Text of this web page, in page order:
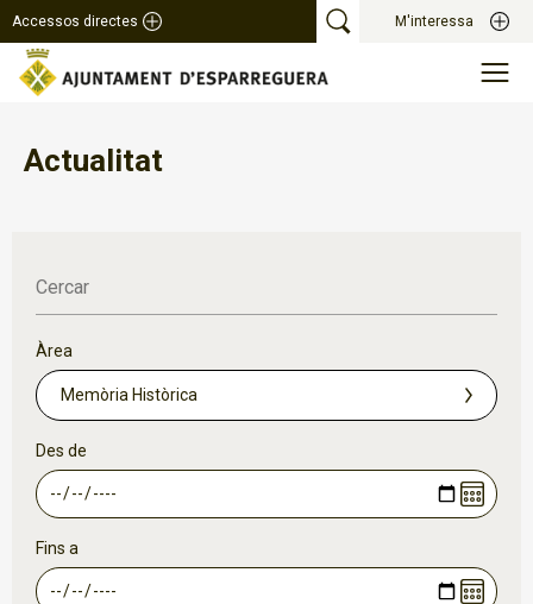
Accessos directes M'interessa
Actualitat
Cercar
Àrea
Des de
Fins a